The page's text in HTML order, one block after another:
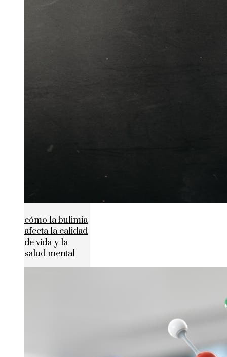
cómo la bulimia
afecta la calidad
de vida y la
salud mental